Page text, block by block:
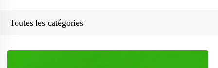
Toutes les catégories